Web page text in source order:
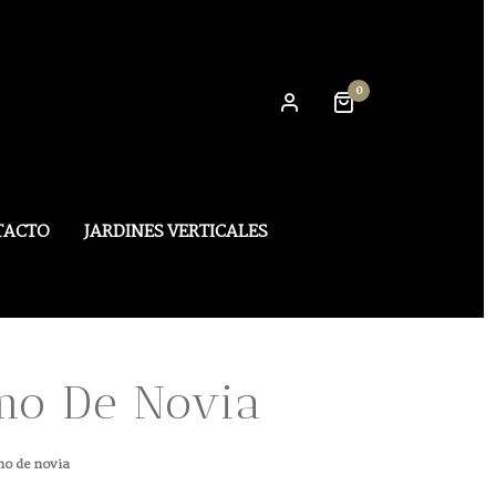
0
JARDINES VERTICALES
De Novia
de novia